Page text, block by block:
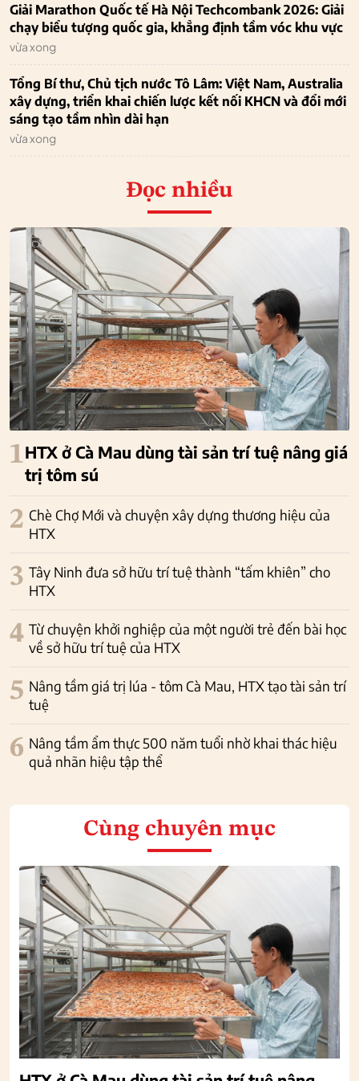
Giải Marathon Quốc tế Hà Nội Techcombank 2026: Giải
chạy biểu tượng quốc gia, khẳng định tầm vóc khu vực
vừa xong
Tổng Bí thư, Chủ tịch nước Tô Lâm: Việt Nam, Australia
xây dựng, triển khai chiến lược kết nối KHCN và đổi mới
sáng tạo tầm nhìn dài hạn
vừa xong
Đọc nhiều
1HTX ở Cà Mau dùng tài sản trí tuệ nâng giá
trị tôm sú
2 Chè Chợ Mới và chuyện xây dựng thương hiệu của
HTX
3 Tây Ninh đưa sở hữu trí tuệ thành “tấm khiên” cho
HTX
4 Từ chuyện khởi nghiệp của một người trẻ đến bài học
về sở hữu trí tuệ của HTX
5 Nâng tầm giá trị lúa - tôm Cà Mau, HTX tạo tài sản trí
tuệ
6 Nâng tầm ẩm thực 500 năm tuổi nhờ khai thác hiệu
quả nhãn hiệu tập thể
Cùng chuyên mục